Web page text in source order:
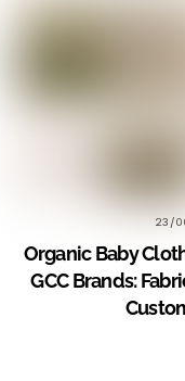
23/
Organic Baby
GCC Brands: